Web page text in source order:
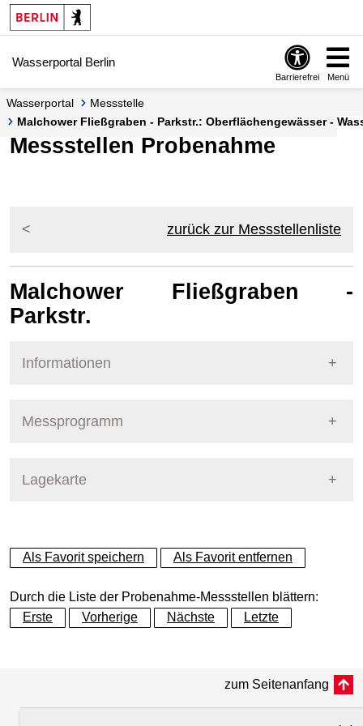
Springe zur Navigation
Springe zum Inhalt
Wasserportal Berlin
Barrierefrei Menü
Wasserportal
Messstelle
Malchower Fließgraben - Parkstr.: Oberflächengewässer -
Messstellen Probenahme
zurück zur Messstellenliste
Malchower Fließgraben -
Parkstr.
Informationen
Nummer
Betreiber Land Berlin
Ausprägung Probenahme
395533.79
Messprogramm
Stoffgruppe
Anionen und Kationen
Metalle und Halbmetalle
Lagekarte
+
−
Als Favorit speichern Als Favorit entfernen
Durch die Liste der Probenahme-Messstellen blättern:
Erste
Vorherige Nächste Letzte
zum Seitenanfang